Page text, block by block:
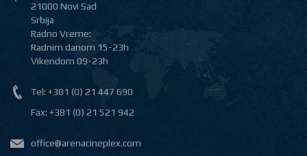
21000 Novi Sad
Srbija
Radno Vreme:
Radnim danom 15-23h
Vikendom 09-23h
Tel: +381 (0) 21 447 690
Fax: +381 (0) 21 521 942
office@arenacineplex.com